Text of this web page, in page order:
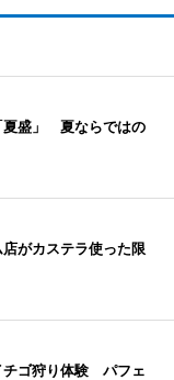
夏盛」 夏ならではの
がカステラ使った限
チゴ狩り体験 パフェ